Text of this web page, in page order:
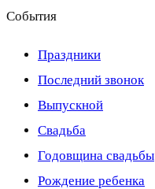
События
Праздники
Последний звонок
Выпускной
Свадьба
Годовщина свадьбы
Рождение ребенка